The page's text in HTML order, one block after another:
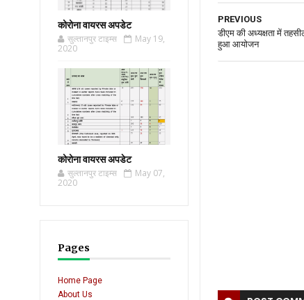
कोरोना वायरस अपडेट
सुल्तानपुर टाइम्स
May 19,
2020
कोरोना वायरस अपडेट
सुल्तानपुर टाइम्स
May 07,
2020
Pages
Home Page
About Us
PREVIOUS
डीएम की अध्यक्षता में
हुआ आयोजन